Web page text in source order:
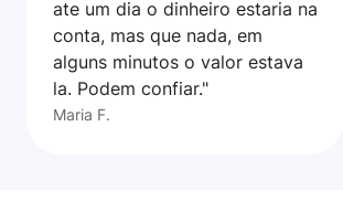
ate um dia o dinheiro estaria na
conta, mas que nada, em
alguns minutos o valor estava
la. Podem confiar."
Maria F.